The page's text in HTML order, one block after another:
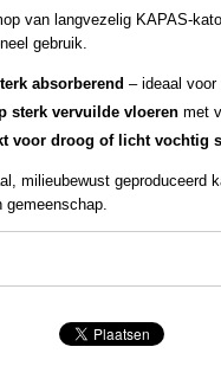
van langvezelig KAPAS-
gebruik.
absorberend – ideaal
sterk vervuilde vloeren met
voor droog of licht vochtig
milieubewust geproduceerd
gemeenschap.